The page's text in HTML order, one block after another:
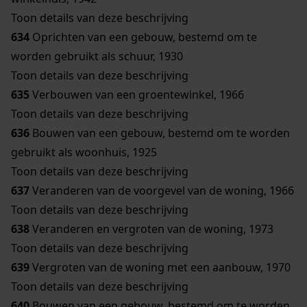
Toon details van deze beschrijving
634 Oprichten van een gebouw, bestemd om te
worden gebruikt als schuur, 1930
Toon details van deze beschrijving
635Verbouwen van een groentewinkel, 1966
Toon details van deze beschrijving
636 Bouwen van een gebouw, bestemd om te worden
gebruikt als woonhuis, 1925
Toon details van deze beschrijving
637Veranderen van de voorgevel van de woning, 1966
Toon details van deze beschrijving
638Veranderen en vergroten van de woning, 1973
Toon details van deze beschrijving
639Vergroten van de woning met een aanbouw, 1970
Toon details van deze beschrijving